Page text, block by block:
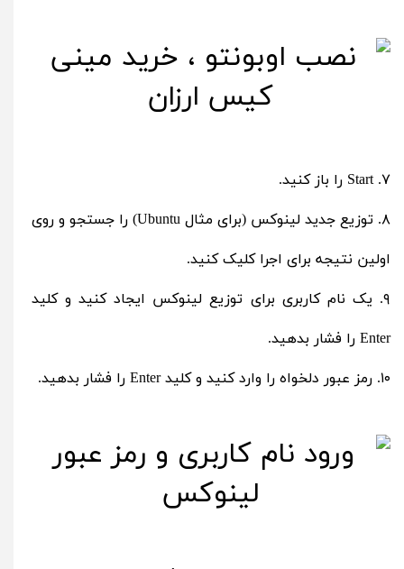
۷. Start را باز کنید.
۸. توزیع جدید لینوکس (برای مثال Ubuntu) را جستجو و روی
اولین نتیجه برای اجرا کلیک کنید.
۹. یک نام کاربری برای توزیع لینوکس ایجاد کنید و کلید
Enter را فشار بدهید.
۱۰. رمز عبور دلخواه را وارد کنید و کلید Enter را فشار بدهید.